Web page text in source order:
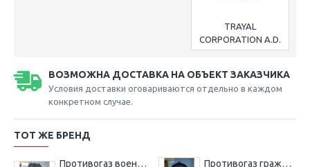
ВОЗМОЖНА ДОСТАВКА НА ОБЪЕКТ ЗАКАЗЧИКА
Условия доставки оговариваются отдельно в каждом
конкретном случае.
TRAYAL
CORPORATION A.D.
ТОТ ЖЕ БРЕНД
Противогаз военно-гражданский M2F TRAYAL CBRN Противогаз гражданский B2G TRAYAL CBRN